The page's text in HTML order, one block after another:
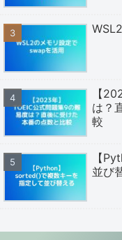
【
は？
較
【
並び